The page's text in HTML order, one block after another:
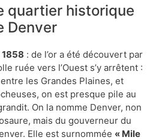
quartier historique
Denver
1858 : de l’or a été découvert par
ruée vers l’Ouest s’y arrêtent :
les Grandes Plaines, et
on est presque pile au
On la nomme Denver, non
mais du gouverneur du
Elle est surnommée « Mile